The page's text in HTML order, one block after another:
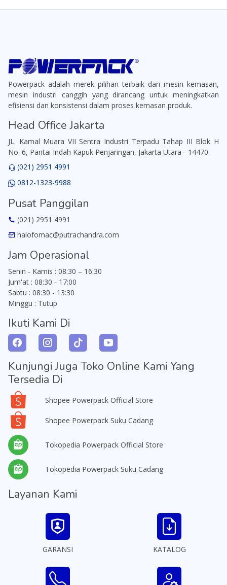
Powerpack adalah merek pilihan terbaik dari mesin kemasan,
mesin industri canggih yang dirancang untuk meningkatkan
efisiensi dan konsistensi dalam proses kemasan produk.
Head Office Jakarta
JL. Kamal Muara VII Sentra Industri Terpadu Tahap III Blok H
No. 6, Pantai Indah Kapuk Penjaringan, Jakarta Utara - 14470.
(021) 2951 4991
0812-1323-9988
Pusat Panggilan
(021) 2951 4991
halofomac@putrachandra.com
Jam Operasional
Senin - Kamis : 08:30 – 16:30
Jum'at : 08:30 - 17:00
Sabtu : 08:30 - 13:30
Minggu : Tutup
Ikuti Kami Di
Kunjungi Juga Toko Online Kami Yang
Tersedia Di
Shopee Powerpack Official Store
Shopee Powerpack Suku Cadang
Tokopedia Powerpack Official Store
Tokopedia Powerpack Suku Cadang
Layanan Kami
GARANSI KATALOG